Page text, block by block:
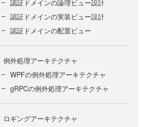
認証ドメインの論理ビュー設計
認証ドメインの実装ビュー設計
認証ドメインの配置ビュー
例外処理アーキテクチャ
WPFの例外処理アーキテクチャ
gRPCの例外処理アーキテクチャ
ロギングアーキテクチャ